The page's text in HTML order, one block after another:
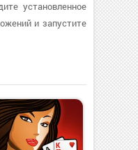
установленное
и запустите